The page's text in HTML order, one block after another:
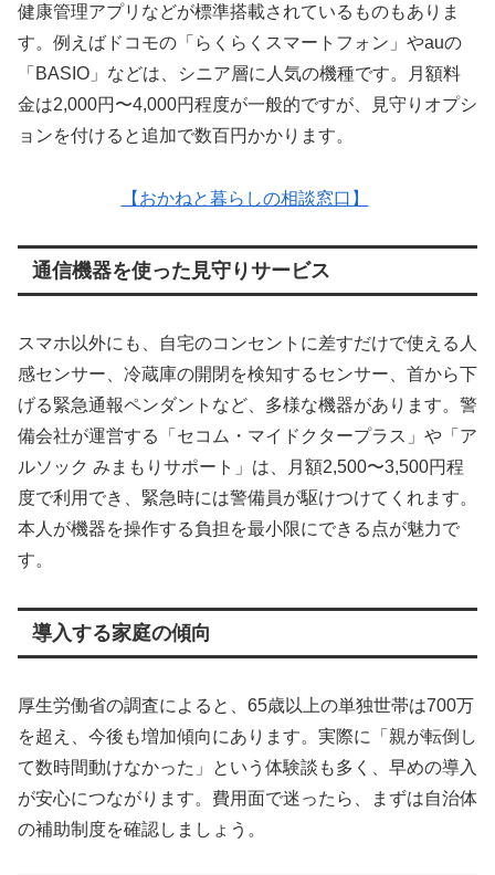
健康管理アプリなどが標準搭載されているものもありま
す。例えばドコモの「らくらくスマートフォン」やauの
「BASIO」などは、シニア層に人気の機種です。月額料
金は2,000円〜4,000円程度が一般的ですが、見守りオプシ
ョンを付けると追加で数百円かかります。
【おかねと暮らしの相談窓口】
通信機器を使った見守りサービス
スマホ以外にも、自宅のコンセントに差すだけで使える人
感センサー、冷蔵庫の開閉を検知するセンサー、首から下
げる緊急通報ペンダントなど、多様な機器があります。警
備会社が運営する「セコム・マイドクタープラス」や「ア
ルソック みまもりサポート」は、月額2,500〜3,500円程
度で利用でき、緊急時には警備員が駆けつけてくれます。
本人が機器を操作する負担を最小限にできる点が魅力で
す。
導入する家庭の傾向
厚生労働省の調査によると、65歳以上の単独世帯は700万
を超え、今後も増加傾向にあります。実際に「親が転倒し
て数時間動けなかった」という体験談も多く、早めの導入
が安心につながります。費用面で迷ったら、まずは自治体
の補助制度を確認しましょう。